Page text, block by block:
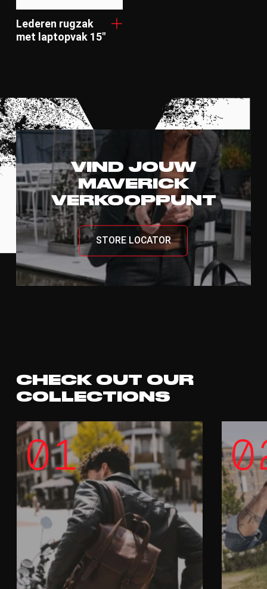
Lederen rugzak
met laptopvak 15"
VIND JOUW
MAVERICK
VERKOOPPUNT
STORE LOCATOR
CHECK OUT OUR
COLLECTIONS
01